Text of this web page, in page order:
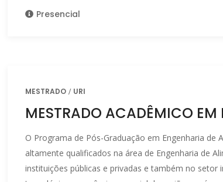
Presencial
MESTRADO URI
MESTRADO ACADÊMICO EM
O Programa de Pós-Graduação em Engenharia
altamente qualificados na área de Engenharia de
instituições públicas e privadas e também no